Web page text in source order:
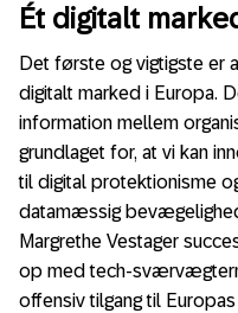
Ét digitalt
Det første og vigtigste er
digitalt marked i Europa.
information mellem
grundlaget for, at vi kan
til digital protektionisme
datamæssig
Margrethe Vestager
op med tech-
offensiv tilgang til